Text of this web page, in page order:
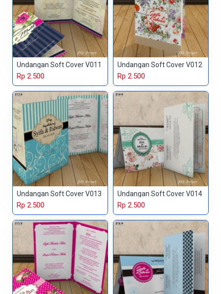
Undangan Soft Cover V011
Rp 2.500
Undangan Soft Cover V012
Rp 2.500
Undangan Soft Cover V013
Rp 2.500
Undangan Soft Cover V014
Rp 2.500